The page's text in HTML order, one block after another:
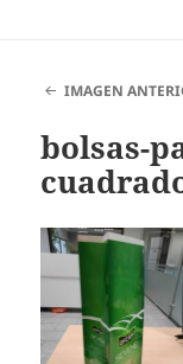
IMAGEN
bolsas-